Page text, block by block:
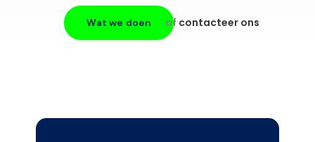
Wat we doen of contacteer ons